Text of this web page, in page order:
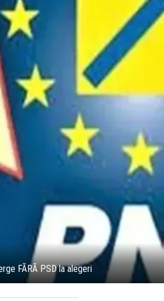
FĂRĂ PSD la alegeri